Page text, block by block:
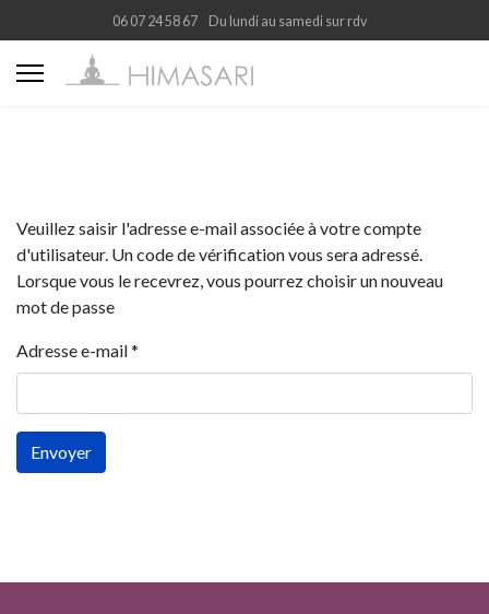
06 07 24 58 67 Du lundi au samedi sur rdv
Veuillez saisir l'adresse e-mail associée à votre compte
d'utilisateur. Un code de vérification vous sera adressé.
Lorsque vous le recevrez, vous pourrez choisir un nouveau
mot de passe
Adresse e-mail*
Envoyer